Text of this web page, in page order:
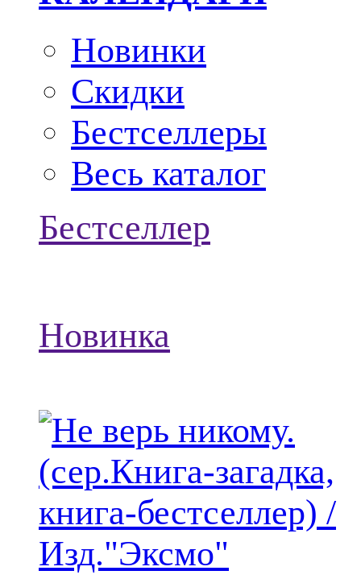
Новинки
Скидки
Бестселлеры
Весь каталог
Бестселлер
Новинка